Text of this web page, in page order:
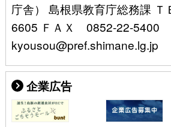
庁舎） 島根県教育庁総務課
6605 ＦＡＸ 0852-22-5400
kyousou@pref.shimane.lg.jp
企業広告